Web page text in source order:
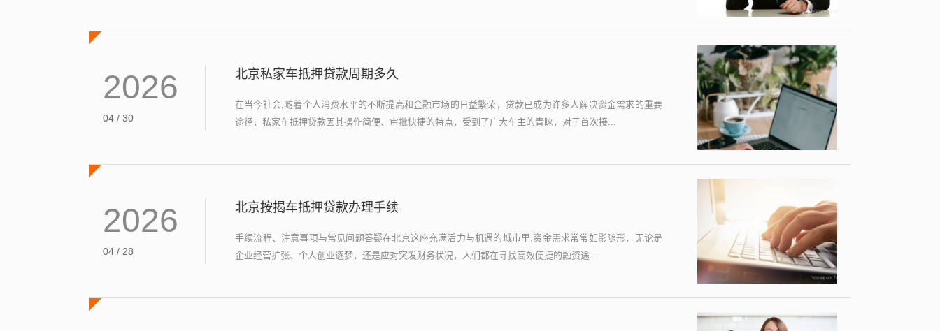
2026
04 / 30
北京私家车抵押贷款周期多久
在当今社会,随着个人消费水平的不断提高和金融市场的日益繁荣，贷款已成为许多人解决资金需求的重要
途径，私家车抵押贷款因其操作简便、审批快捷的特点，受到了广大车主的青睐，对于首次接...
2026
04 / 28
北京按揭车抵押贷款办理手续
手续流程、注意事项与常见问题答疑在北京这座充满活力与机遇的城市里,资金需求常常如影随形，无论是
企业经营扩张、个人创业逐梦，还是应对突发财务状况，人们都在寻找高效便捷的融资途...